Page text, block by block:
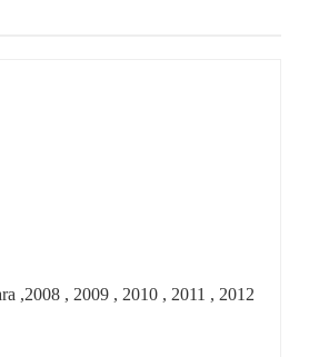
,2008 , 2009 , 2010 , 2011 , 2012